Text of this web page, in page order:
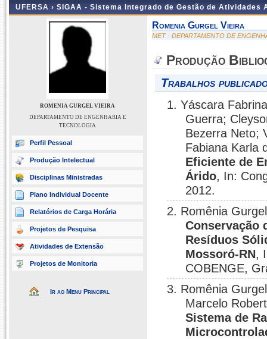
UFERSA › SIGAA - Sistema Integrado de Gestão de Atividades
ROMENIA GURGEL VIEIRA
DEPARTAMENTO DE ENGENHARIA E
TECNOLOGIA
Perfil Pessoal
Produção Intelectual
Disciplinas Ministradas
Plano Individual Docente
Relatórios de Carga Horária
Projetos de Pesquisa
Atividades de Extensão
Projetos de Monitoria
Ir ao Menu Principal
Romenia Gurgel Vieira
MET - DEPARTAMENTO DE
Produção
Trabalhos
1. Yáscara
Guerra;
Bezerra Neto;
Fabiana Karla
Eficiente de
Árido, In:
2012.
2. Romênia
Conservação
Resíduos
Mossoró-RN,
COBENGE,
3. Romênia
Marcelo
Sistema de